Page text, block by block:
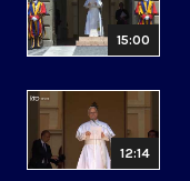
15:00
12:14